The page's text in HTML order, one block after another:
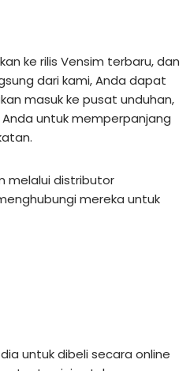
ke rilis Vensim terbaru, dan
dari kami, Anda dapat
masuk ke pusat unduhan,
untuk memperpanjang
melalui distributor
mereka untuk
untuk dibeli secara online